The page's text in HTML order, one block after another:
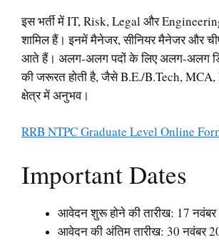
इस भर्ती में IT, Risk, Legal और
शामिल हैं। इनमें मैनेजर, सीनियर मैनेजर और
आते हैं। अलग-अलग पदों के लिए अलग-अलग
की जरूरत होती है, जैसे B.E./B.Tech, MCA,
क्षेत्र में अनुभव।
RRB NTPC Graduate Level Online
Important Dates
आवेदन शुरू होने की तारीख: 17
आवेदन की अंतिम तारीख: 30 नवंबर